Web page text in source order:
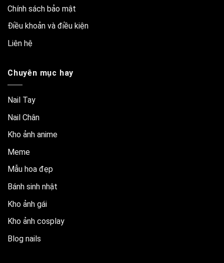
Chính sách bảo mật
Điều khoản và điều kiện
Liên hệ
Chuyên mục hay
Nail Tay
Nail Chân
Kho ảnh anime
Meme
Mẫu hoa đẹp
Bánh sinh nhật
Kho ảnh gái
Kho ảnh cosplay
Blog nails